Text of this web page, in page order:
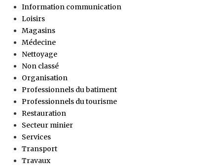
Information communication
Loisirs
Magasins
Médecine
Nettoyage
Non classé
Organisation
Professionnels du batiment
Professionnels du tourisme
Restauration
Secteur minier
Services
Transport
Travaux